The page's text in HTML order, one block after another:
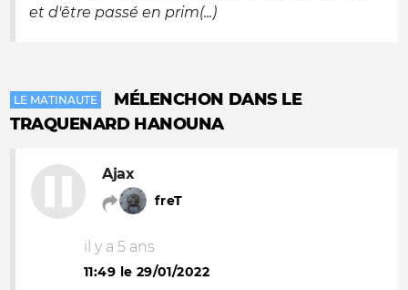
et d'être passé en prim(...)
LE MATINAUTE
MÉLENCHON DANS LE
TRAQUENARD HANOUNA
Ajax
freT
il y a 5 ans
11:49 le 29/01/2022